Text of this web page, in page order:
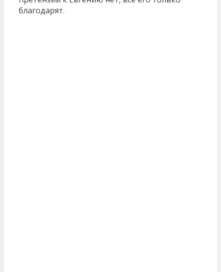
благодарят.